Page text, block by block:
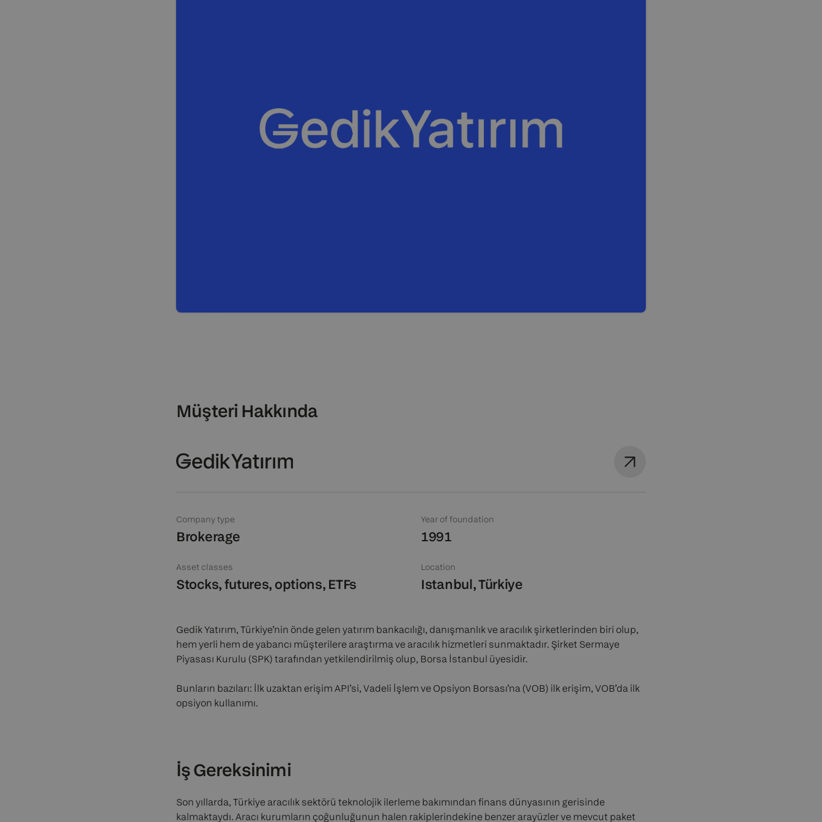
Müşteri Hakkında
Company type
Brokerage
Year of foundation
1991
Asset classes
Stocks, futures, options, ETFs
Location
Istanbul, Türkiye
Gedik Yatırım, Türkiye’nin önde gelen yatırım bankacılığı, danışmanlık ve aracılık şirketlerinden biri olup,
hem yerli hem de yabancı müşterilere araştırma ve aracılık hizmetleri sunmaktadır. Şirket Sermaye
Piyasası Kurulu (SPK) tarafından yetkilendirilmiş olup, Borsa İstanbul üyesidir.
Bunların bazıları: İlk uzaktan erişim API’si, Vadeli İşlem ve Opsiyon Borsası’na (VOB) ilk erişim, VOB’da ilk
opsiyon kullanımı.
İş Gereksinimi
Son yıllarda, Türkiye aracılık sektörü teknolojik ilerleme bakımından finans dünyasının gerisinde
kalmaktaydı. Aracı kurumların çoğunluğunun halen rakiplerindekine benzer arayüzler ve mevcut paket